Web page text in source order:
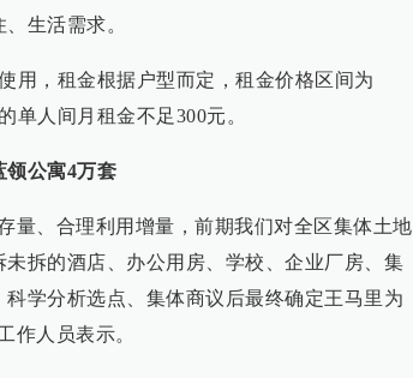
生活需求。
用，租金根据户型而定，租金价格区间为
单人间月租金不足300元。
领公寓4万套
量、合理利用增量，前期我们对全区集体土地
拆的酒店、办公用房、学校、企业厂房、集
学分析选点、集体商议后最终确定王马里为
作人员表示。